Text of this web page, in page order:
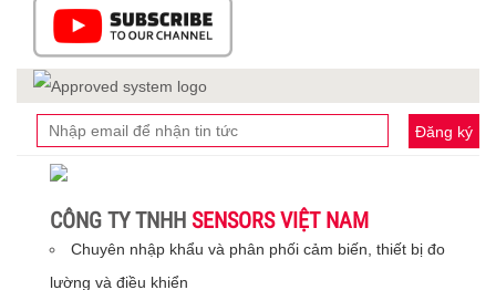
Đăng ký
CÔNG TY TNHH SENSORS VIỆT NAM
Chuyên nhập khẩu và phân phối cảm biến, thiết bị đo
lường và điều khiển